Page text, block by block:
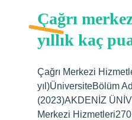
Çağrı
yıllık kaç
Çağrı Merkezi
yıl)ÜniversiteBölüm
(2023)AKDENİZ
Merkezi